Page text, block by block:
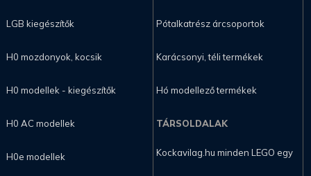
LGB kiegészítők
H0 mozdonyok, kocsik
H0 modellek - kiegészítők
H0 AC modellek
H0e modellek
Pótalkatrész árcsoportok
Karácsonyi, téli termékek
Hó modellező termékek
TÁRSOLDALAK
Kockavilag.hu minden LEGO egy